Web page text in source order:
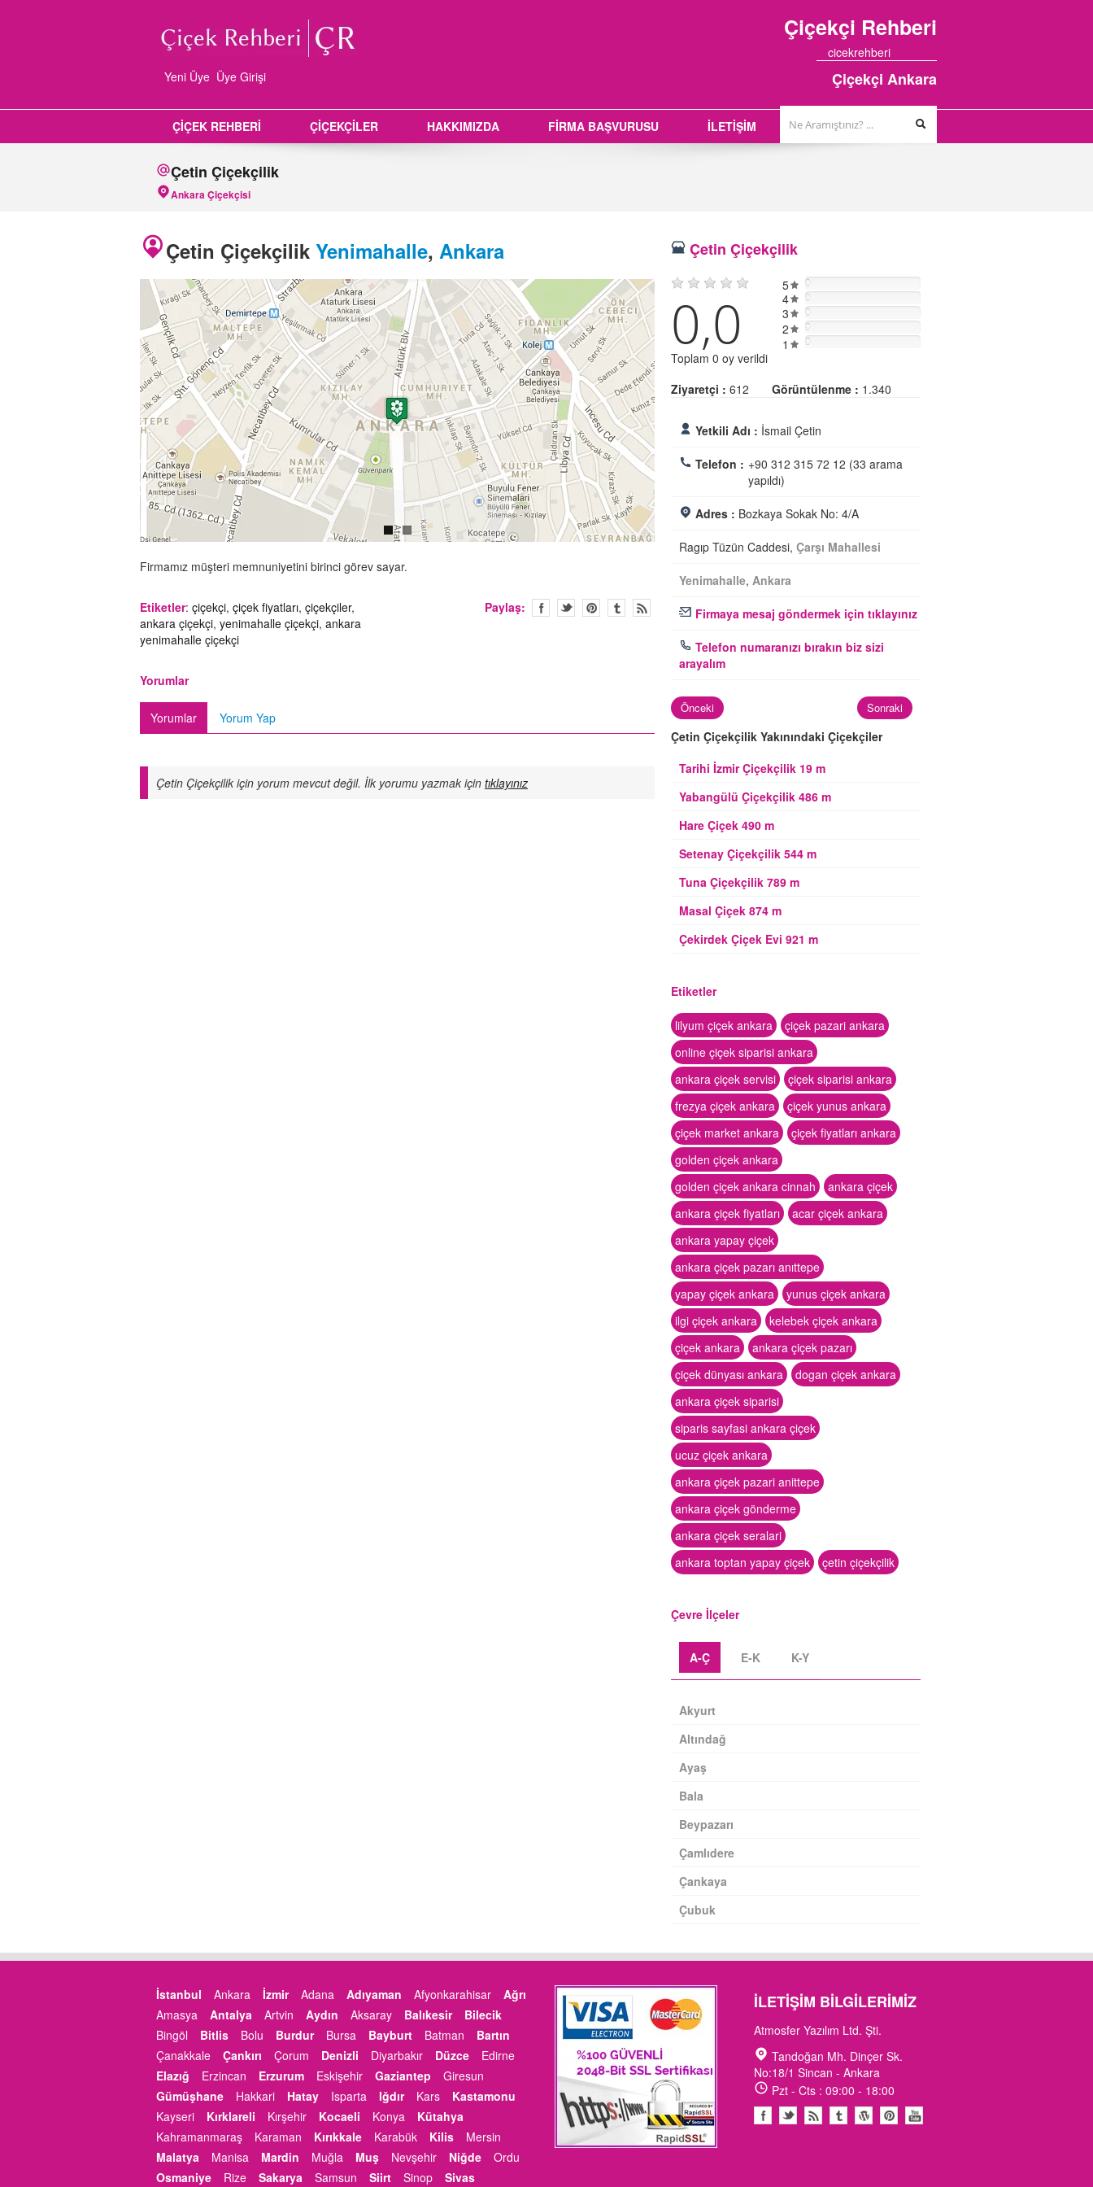
Yeni Üye Üye Girişi
Çiçekçi Rehberi
cicekrehberi
Çiçekçi Ankara
ÇİÇEK REHBERİ ÇİÇEKÇİLER HAKKIMIZDA FİRMA BAŞVURUSU İLETİŞİM
Çetin Çiçekçilik
Ankara Çiçekçisi
Çetin Çiçekçilik Yenimahalle, Ankara
Firmamız müşteri memnuniyetini birinci görev sayar.
Etiketler: çiçekçi, çiçek fiyatları, çiçekçiler,
ankara çiçekçi, yenimahalle çiçekçi, ankara
yenimahalle çiçekçi
Paylaş:
Yorumlar
Yorumlar Yorum Yap
Çetin Çiçekçilik için yorum mevcut değil. İlk yorumu yazmak için tıklayınız
Çetin Çiçekçilik
0,0
Toplam 0 oy verildi
5 0
4 0
3 0
2 0
1 0
Ziyaretçi : 612 Görüntülenme : 1.340
Yetkili Adı : İsmail Çetin
Telefon : +90 312 315 72 12 (33 arama
yapıldı)
Adres : Bozkaya Sokak No: 4/A
Ragıp Tüzün Caddesi, Çarşı Mahallesi
Yenimahalle, Ankara
Firmaya mesaj göndermek için tıklayınız
Telefon numaranızı bırakın biz sizi
arayalım
Önceki Sonraki
Çetin Çiçekçilik Yakınındaki Çiçekçiler
Tarihi İzmir Çiçekçilik 19 m
Yabangülü Çiçekçilik 486 m
Hare Çiçek 490 m
Setenay Çiçekçilik 544 m
Tuna Çiçekçilik 789 m
Masal Çiçek 874 m
Çekirdek Çiçek Evi 921 m
Etiketler
lilyum çiçek ankara
çiçek pazari ankara
online çiçek siparisi ankara
ankara çiçek servisi
çiçek siparisi ankara
frezya çiçek ankara
çiçek yunus ankara
çiçek market ankara
çiçek fiyatları ankara
golden çiçek ankara
golden çiçek ankara cinnah
ankara çiçek
ankara çiçek fiyatları
acar çiçek ankara
ankara yapay çiçek
ankara çiçek pazarı anıttepe
yapay çiçek ankara
yunus çiçek ankara
ilgi çiçek ankara
kelebek çiçek ankara
çiçek ankara
ankara çiçek pazarı
çiçek dünyası ankara
dogan çiçek ankara
ankara çiçek siparisi
siparis sayfasi ankara çiçek
ucuz çiçek ankara
ankara çiçek pazari anittepe
ankara çiçek gönderme
ankara çiçek seralari
ankara toptan yapay çiçek
çetin çiçekçilik
Çevre İlçeler
A-Ç E-K K-Y
Akyurt
Altındağ
Ayaş
Bala
Beypazarı
Çamlıdere
Çankaya
Çubuk
İstanbul Ankara İzmir Adana Adıyaman Afyonkarahisar
Ağrı
Amasya
Antalya Artvin Aydın Aksaray Balıkesir
Bilecik
Bingöl
Bitlis Bolu Burdur Bursa Bayburt Batman
Bartın
Çanakkale
Çankırı Çorum Denizli Diyarbakır Düzce
Edirne
Elazığ
Erzincan Erzurum Eskişehir Gaziantep
Giresun
Gümüşhane
Hakkari Hatay Isparta Iğdır Kars
Kastamonu
Kayseri
Kırklareli Kırşehir Kocaeli Konya
Kütahya
Kahramanmaraş
Karaman Kırıkkale Karabük Kilis
Mersin
Malatya
Manisa Mardin Muğla Muş Nevşehir Niğde
Ordu
Osmaniye
Rize Sakarya Samsun Siirt Sinop Sivas
İLETIŞIM BILGILERIMIZ
Atmosfer Yazılım Ltd. Şti.
Tandoğan Mh. Dinçer Sk.
No:18/1 Sincan - Ankara
Pzt - Cts : 09:00 - 18:00